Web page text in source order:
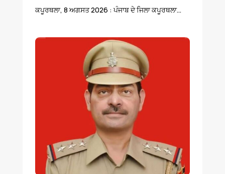
ਕਪੂਰਥਲਾ, 8 ਅਗਸਤ 2026 : ਪੰਜਾਬ ਦੇ ਜਿਲਾ ਕਪੂਰਥਲਾ...